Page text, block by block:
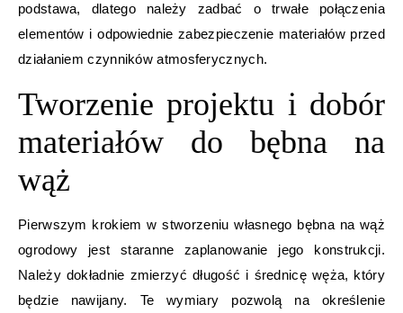
podstawa, dlatego należy zadbać o trwałe połączenia
elementów i odpowiednie zabezpieczenie materiałów przed
działaniem czynników atmosferycznych.
Tworzenie projektu i dobór
materiałów do bębna na
wąż
Pierwszym krokiem w stworzeniu własnego bębna na wąż
ogrodowy jest staranne zaplanowanie jego konstrukcji.
Należy dokładnie zmierzyć długość i średnicę węża, który
będzie nawijany. Te wymiary pozwolą na określenie